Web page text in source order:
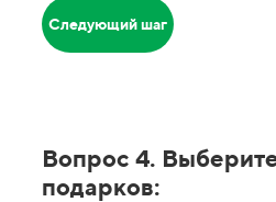
Следующий шаг
Вопрос 4. Выберите
подарков: